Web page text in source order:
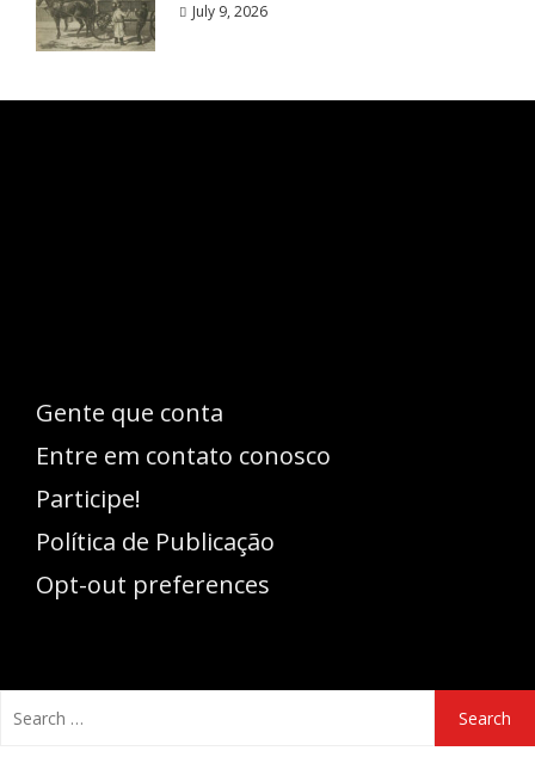
July 9, 2026
Gente que conta
Entre em contato conosco
Participe!
Política de Publicação
Opt-out preferences